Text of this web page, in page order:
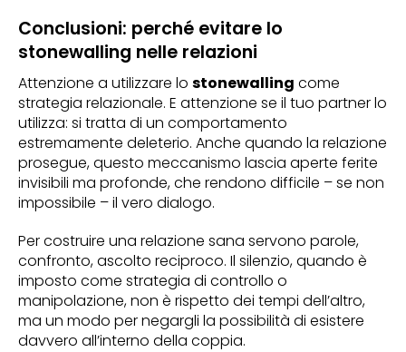
Conclusioni: perché evitare lo
stonewalling nelle relazioni
Attenzione a utilizzare lo stonewalling come
strategia relazionale. E attenzione se il tuo partner lo
utilizza: si tratta di un comportamento
estremamente deleterio. Anche quando la relazione
prosegue, questo meccanismo lascia aperte ferite
invisibili ma profonde, che rendono difficile – se non
impossibile – il vero dialogo.
Per costruire una relazione sana servono parole,
confronto, ascolto reciproco. Il silenzio, quando è
imposto come strategia di controllo o
manipolazione, non è rispetto dei tempi dell’altro,
ma un modo per negargli la possibilità di esistere
davvero all’interno della coppia.